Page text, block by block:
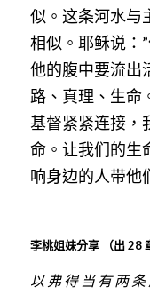
似。这条河水与
相似。耶稣说：
他的腹中要流出
路、真理、生命
基督紧紧连接，
命。让我们的生
响身边的人带他
李桃姐妹分享 （出 28
以 弗 得 当 有 两 条